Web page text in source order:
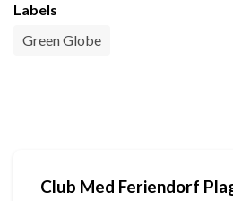
Labels
Green Globe
Club Med Feriendorf